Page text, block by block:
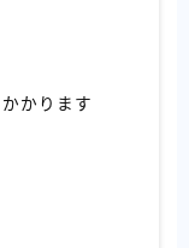
かります